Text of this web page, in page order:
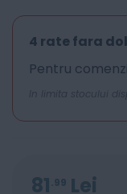
4 rate fara
Pentru
In limita stocului
81 99 Lei